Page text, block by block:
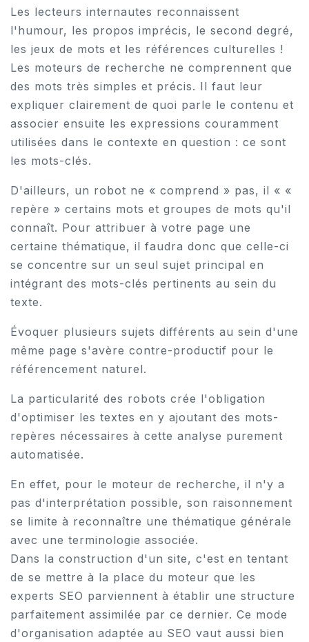
Les lecteurs internautes reconnaissent
l'humour, les propos imprécis, le second degré,
les jeux de mots et les références culturelles !
Les moteurs de recherche ne comprennent que
des mots très simples et précis. Il faut leur
expliquer clairement de quoi parle le contenu et
associer ensuite les expressions couramment
utilisées dans le contexte en question : ce sont
les mots-clés.
D'ailleurs, un robot ne « comprend » pas, il « «
repère » certains mots et groupes de mots qu'il
connaît. Pour attribuer à votre page une
certaine thématique, il faudra donc que celle-ci
se concentre sur un seul sujet principal en
intégrant des mots-clés pertinents au sein du
texte.
Évoquer plusieurs sujets différents au sein d'une
même page s'avère contre-productif pour le
référencement naturel.
La particularité des robots crée l'obligation
d'optimiser les textes en y ajoutant des mots-
repères nécessaires à cette analyse purement
automatisée.
En effet, pour le moteur de recherche, il n'y a
pas d'interprétation possible, son raisonnement
se limite à reconnaître une thématique générale
avec une terminologie associée.
Dans la construction d'un site, c'est en tentant
de se mettre à la place du moteur que les
experts SEO parviennent à établir une structure
parfaitement assimilée par ce dernier. Ce mode
d'organisation adaptée au SEO vaut aussi bien